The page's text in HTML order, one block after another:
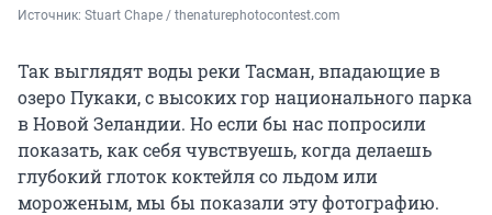
Источник: Stuart Chape / thenaturephotocontest.com
Так выглядят воды реки Тасман, впадающие в
озеро Пукаки, с высоких гор национального парка
в Новой Зеландии. Но если бы нас попросили
показать, как себя чувствуешь, когда делаешь
глубокий глоток коктейля со льдом или
мороженым, мы бы показали эту фотографию.